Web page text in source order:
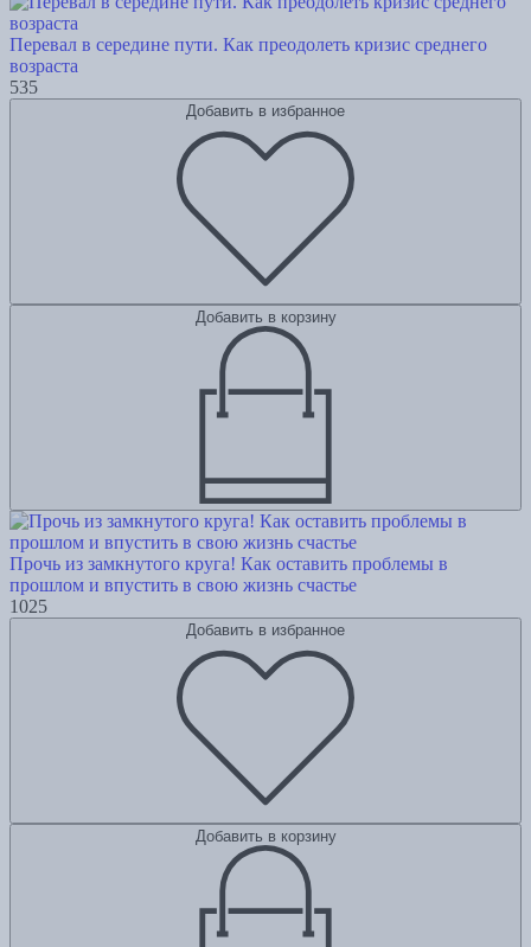
Перевал в середине пути. Как преодолеть кризис среднего
возраста
535
Добавить в избранное
Добавить в корзину
Прочь из замкнутого круга! Как оставить проблемы в
прошлом и впустить в свою жизнь счастье
1025
Добавить в избранное
Добавить в корзину